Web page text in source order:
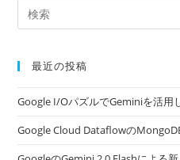
最近の投稿
Google I/OパズルでGeminiを活用
Google Cloud Dataflowの